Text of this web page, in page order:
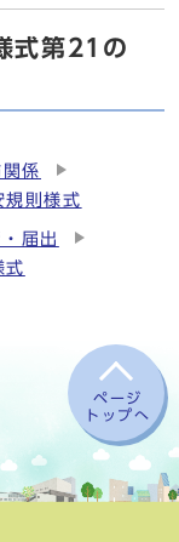
式第21の
係
規則様式
届出
式
ページ
トップへ